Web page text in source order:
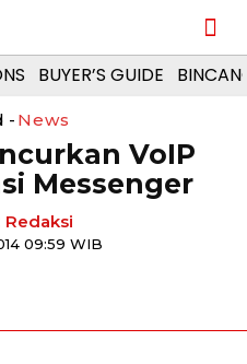
BUYER’S GUIDE
- News
VoIP
Messenger
Redaksi
09:59 WIB